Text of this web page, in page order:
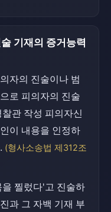
기재의 증거능력
자의 진술이나 범
로 피의자의 진술
관 작성 피의자신
이 내용을 인정하
(형사소송법 제312조
찔렀다'고 진술하
과 그 자백 기재 부